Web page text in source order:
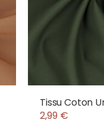
Tissu Coton
2,99 €